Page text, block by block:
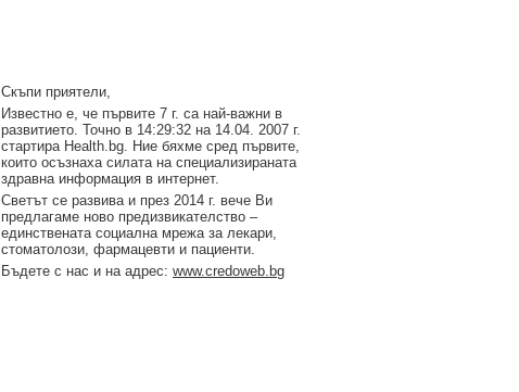
Скъпи приятели,
Известно е, че първите 7 г. са най-важни в
развитието. Точно в 14:29:32 на 14.04. 2007 г.
стартирa Health.bg. Ние бяхме сред първите,
които осъзнаха силата на специализираната
здравна информация в интернет.
Светът се развива и през 2014 г. вече Ви
предлагаме ново предизвикателство –
единствената социална мрежа за лекари,
стоматолози, фармацевти и пациенти.
Бъдете с нас и на адрес: www.credoweb.bg